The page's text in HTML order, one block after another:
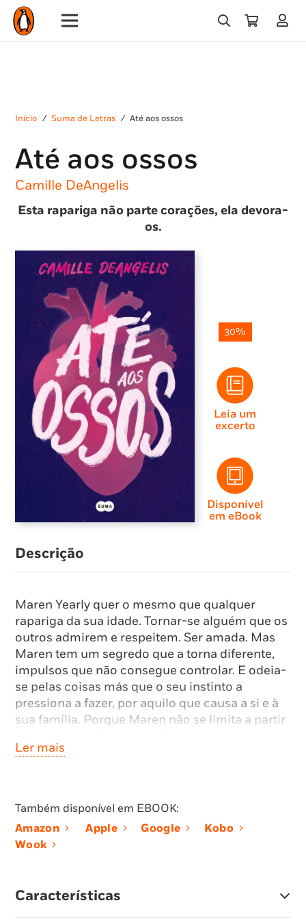
Início / Suma de Letras / Até aos ossos
Até aos ossos
Camille DeAngelis
Esta rapariga não parte corações, ela devora-
os.
30%
Leia um
excerto
Disponível
em eBook
Descrição
Maren Yearly quer o mesmo que qualquer
rapariga da sua idade. Tornar-se alguém que os
outros admirem e respeitem. Ser amada. Mas
Maren tem um segredo que a torna diferente,
impulsos que não consegue controlar. E odeia-
se pelas coisas más que o seu instinto a
pressiona a fazer, por aquilo que causa a si e à
sua família. Porque Maren não se limita a partir
mãe encontrou um osso da orelha da ama na
nenhuma das duas. Quando, no seu 16.º
aniversário, a mãe a abandona com apenas
algum dinheiro e a sua certidão de nascimento,
Maren decide partir em busca do pai, que
Confrontada com um mundo onde, pela
Ler mais
Também disponível em EBOOK:
Amazon
Apple Google
Kobo
Wook
Características